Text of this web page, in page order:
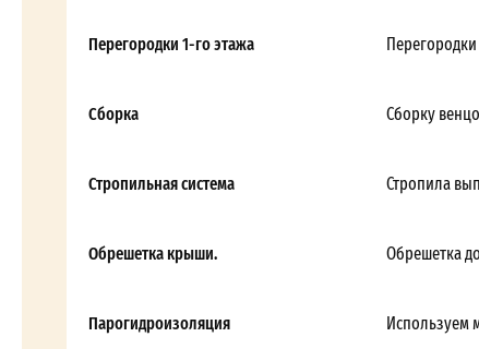
Перегородки 1-го этажа
Сборка Сборку
Стропильная система Стропила
Обрешетка крыши. Обрешетка
Парогидроизоляция Используем